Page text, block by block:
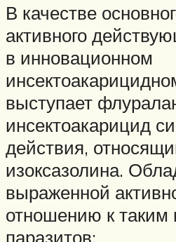
В качестве
активного
в инновационном
выступает
инсектоакарицид
действия,
изоксазолина.
выраженной
отношению к таким
паразитов: